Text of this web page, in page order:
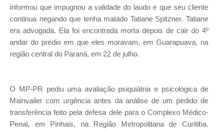
informou que impugnou a validade do laudo e que seu cliente
continua negando que tenha matado Tatiane Spitzner. Tatiane
era advogada. Ela foi encontrada morta depois de cair do 4º
andar do prédio em que eles moravam, em Guarapuava, na
região central do Paraná, em 22 de julho.
O MP-PR pediu uma avaliação psiquiátria e psicológica de
Mainvailer com urgência antes da análise de um pedido de
transferência feito pela defesa dele para o Complexo Médico-
Penal, em Pinhais, na Região Metropolitana de Curitiba.